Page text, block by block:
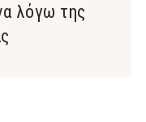
λόγω της